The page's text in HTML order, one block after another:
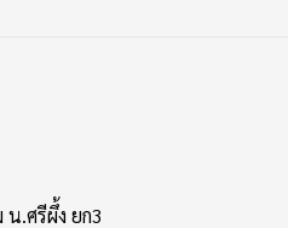
น.ศรีผึ้ง ยก3